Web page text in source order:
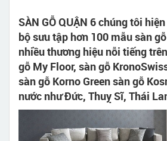
SÀN GỖ QUẬN 6 chúng tôi
bộ sưu tập hơn 100 mẫu sàn
nhiều thương hiệu nỗi tiếng
gỗ My Floor, sàn gỗ
sàn gỗ Korno Green sàn gỗ
nước như Đức, Thuỵ Sĩ, Thái